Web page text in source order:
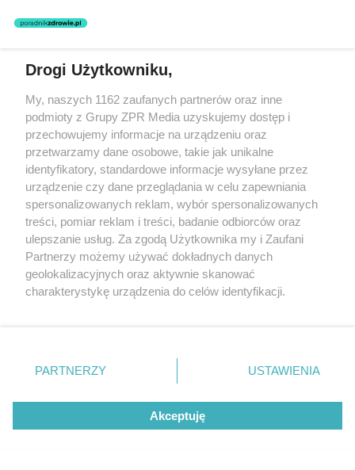
PRIME 18: Tańcula, Murański,
Schreiber i Wach na jednej gali!
TEKST SPONSOROWANY
Drogi Użytkowniku,
My, naszych 1162 zaufanych partnerów oraz inne
podmioty z Grupy ZPR Media uzyskujemy dostęp i
przechowujemy informacje na urządzeniu oraz
przetwarzamy dane osobowe, takie jak unikalne
identyfikatory, standardowe informacje wysyłane przez
urządzenie czy dane przeglądania w celu zapewniania
spersonalizowanych reklam, wybór spersonalizowanych
treści, pomiar reklam i treści, badanie odbiorców oraz
ulepszanie usług. Za zgodą Użytkownika my i Zaufani
Partnerzy możemy używać dokładnych danych
geolokalizacyjnych oraz aktywnie skanować
charakterystykę urządzenia do celów identyfikacji.
zmienić/wycofać klikając przycisk ustawień prywatności
znajdujący się w lewym dolnym rogu strony
rodzaje przetwarzania danych nie wymagają zgody
użytkownika, ale masz prawo sprzeciwić się takiemu
przetwarzaniu. Preferencje będą miały zastosowanie tylko
PARTNERZY USTAWIENIA
Akceptuję